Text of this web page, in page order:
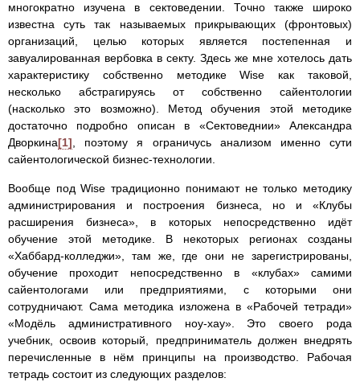
многократно изучена в сектоведении. Точно также широко
известна суть так называемых прикрывающих (фронтовых)
организаций, целью которых является постепенная и
завуалированная вербовка в секту. Здесь же мне хотелось дать
характеристику собственно методике Wise как таковой,
несколько абстрагируясь от собственно сайентологии
(насколько это возможно). Метод обучения этой методике
достаточно подробно описан в «Сектоведнии» Александра
Дворкина[1] , поэтому я ограничусь анализом именно сути
сайентологической бизнес-технологии.
Вообще под Wise традиционно понимают не только методику
администрирования и построения бизнеса, но и «Клубы
расширения бизнеса», в которых непосредственно идёт
обучение этой методике. В некоторых регионах созданы
«Хаббард-колледжи», там же, где они не зарегистрированы,
обучение проходит непосредственно в «клубах» самими
сайентологами или предприятиями, с которыми они
сотрудничают. Сама методика изложена в «Рабочей тетради»
«Модёль административного ноу-хау». Это своего рода
учебник, освоив который, предприниматель должен внедрять
перечисленные в нём принципы на производство. Рабочая
тетрадь состоит из следующих разделов: